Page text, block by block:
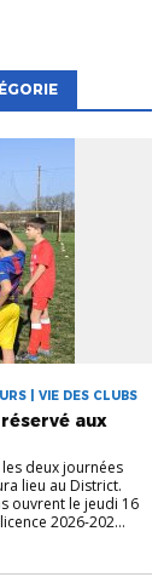
| VIE DES CLUBS
réservé aux
deux journées
lieu au District.
ouvrent le jeudi 16
2026-202...